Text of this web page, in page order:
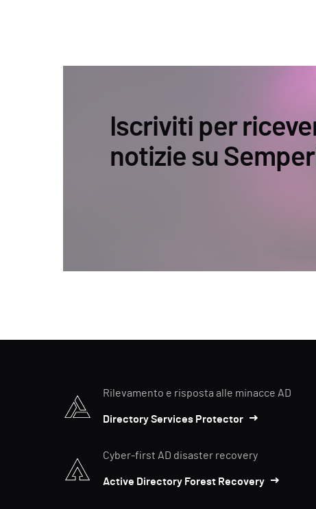
Iscriviti per
notizie su
Rilevamento e risposta alle minacce AD
Directory Services Protector
Cyber-first AD disaster recovery
Active Directory Forest Recovery